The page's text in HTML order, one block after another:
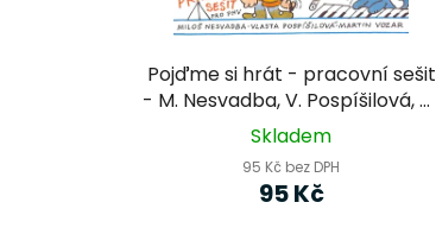
Pojďme si hrát - pracovní sešit
- M. Nesvadba, V. Pospíšilová, M.
Vozar
Skladem
95 Kč bez DPH
95 Kč